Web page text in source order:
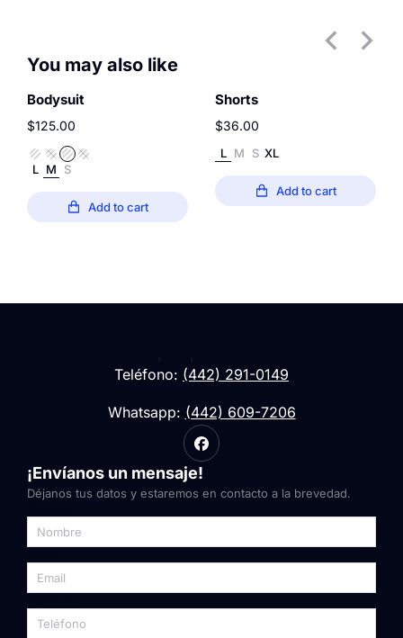
You may also like
Bodysuit
$125.00
L M S
Add to cart
Shorts
$36.00
L M S XL
Add to cart
Teléfono: (442) 291-0149
Whatsapp: (442) 609-7206
¡Envíanos un mensaje!
Déjanos tus datos y estaremos en contacto a la brevedad.